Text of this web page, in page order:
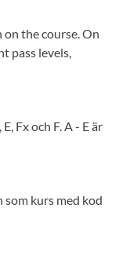
on the course. On
pass levels,
Fx och F. A - E är
som kurs med kod